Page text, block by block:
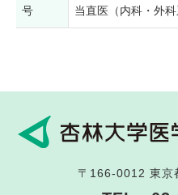
号
当直医（内科・外
〒166-0012 東京